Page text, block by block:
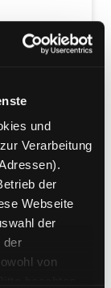
und
Verarbeitung
der
Webseite
der
der
von
Hamburg
Beck -
5
[Regie]
Motion